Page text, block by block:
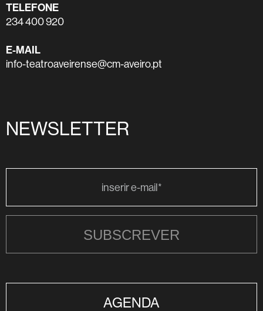
TELEFONE
234 400 920
E-MAIL
info-teatroaveirense@cm-aveiro.pt
NEWSLETTER
SUBSCREVER
AGENDA